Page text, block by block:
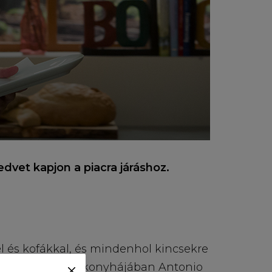
kapjon a piacra járáshoz.
kofákkal, és mindenhol kincsekre
a TV Paprika konyhájában Antonio